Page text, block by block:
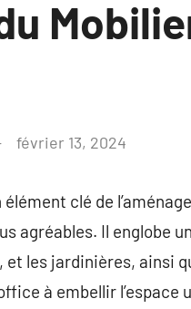
février 13, 2024
clé de
agréables. Il englobe
et les jardinières, ainsi
à embellir